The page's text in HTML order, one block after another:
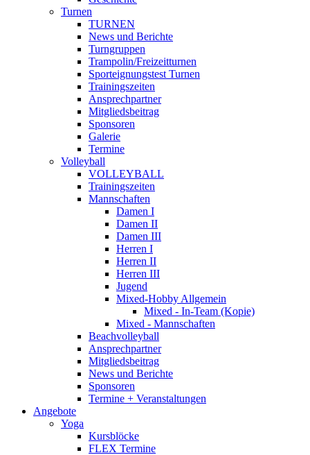
Turnen
TURNEN
News und Berichte
Turngruppen
Trampolin/Freizeitturnen
Sporteignungstest Turnen
Trainingszeiten
Ansprechpartner
Mitgliedsbeitrag
Sponsoren
Galerie
Termine
Volleyball
VOLLEYBALL
Trainingszeiten
Mannschaften
Damen I
Damen II
Damen III
Herren I
Herren II
Herren III
Jugend
Mixed-Hobby Allgemein
Mixed - In-Team (Kopie)
Mixed - Mannschaften
Beachvolleyball
Ansprechpartner
Mitgliedsbeitrag
News und Berichte
Sponsoren
Termine + Veranstaltungen
Angebote
Yoga
Kursblöcke
FLEX Termine